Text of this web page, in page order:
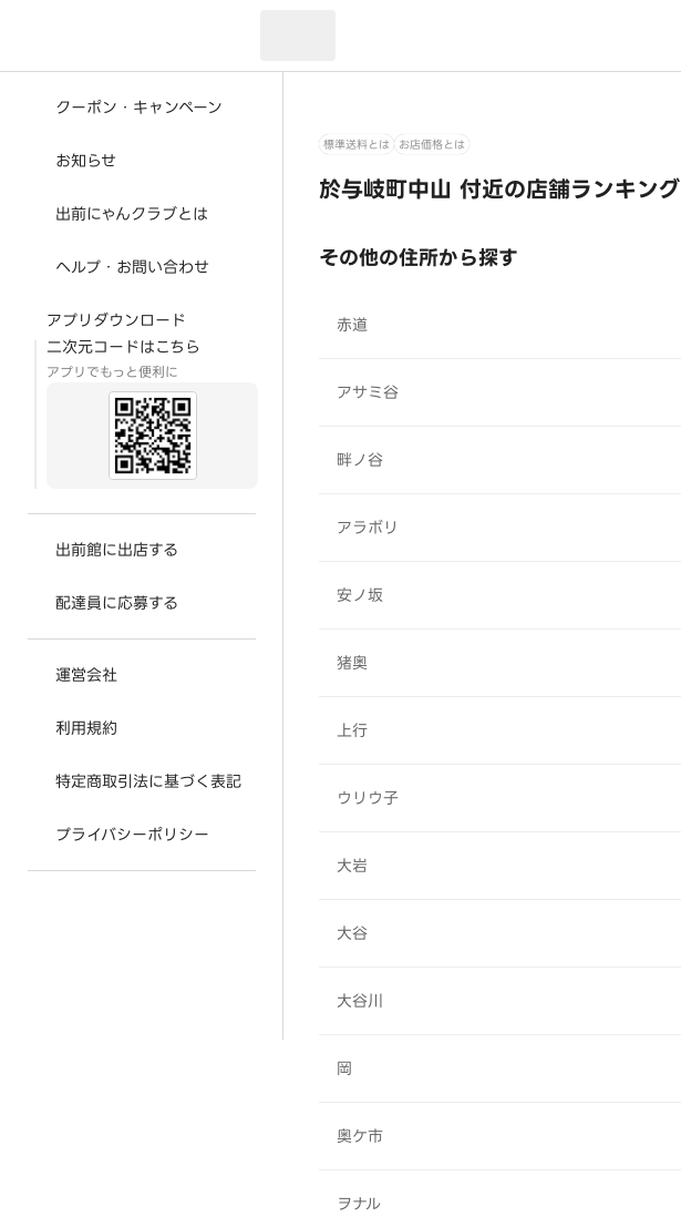
クーポン・キャンペーン
お知らせ
出前にゃんクラブとは
ヘルプ・お問い合わせ
アプリダウンロード
二次元コードはこちら
アプリでもっと便利に
出前館に出店する
配達員に応募する
運営会社
利用規約
特定商取引法に基づく表記
プライバシーポリシー
標準送料とは お店価格とは
於与岐町中山 付近の店舗ランキング
その他の住所から探す
赤道
アサミ谷
畔ノ谷
アラボリ
安ノ坂
猪奥
上行
ウリウ子
大岩
大谷
大谷川
岡
奥ケ市
ヲナル